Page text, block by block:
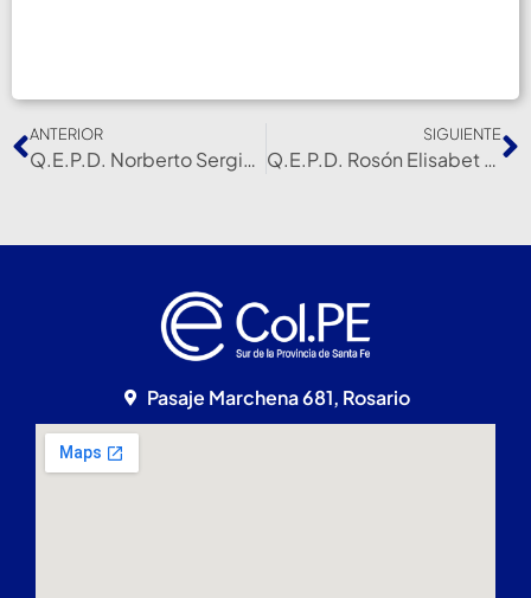
ANTERIOR
Q.E.P.D. Norberto Sergio Rodríguez
SIGUIENTE
Q.E.P.D. Rosón Elisabet Roxana
Pasaje Marchena 681, Rosario